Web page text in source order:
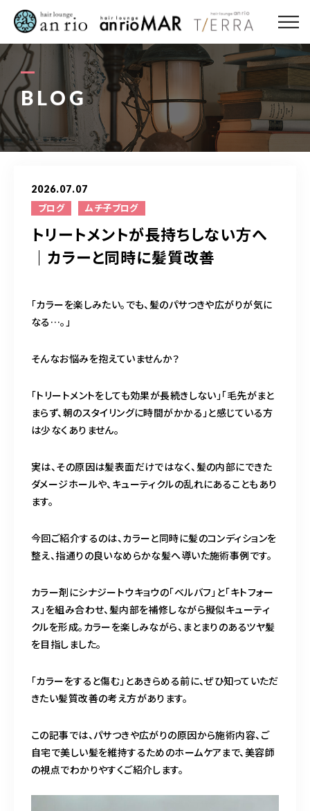
BLOG
2026.07.07
ブログ ムチ子ブログ
トリートメントが長持ちしない方へ
｜カラーと同時に髪質改善
「カラーを楽しみたい。でも、髪のパサつきや広がりが気に
なる…。」
そんなお悩みを抱えていませんか？
「トリートメントをしても効果が長続きしない」「毛先がまと
まらず、朝のスタイリングに時間がかかる」と感じている方
は少なくありません。
実は、その原因は髪表面だけではなく、髪の内部にできた
ダメージホールや、キューティクルの乱れにあることもあり
ます。
今回ご紹介するのは、カラーと同時に髪のコンディションを
整え、指通りの良いなめらかな髪へ導いた施術事例です。
カラー剤にシナジートウキョウの「ベルバフ」と「キトフォー
ス」を組み合わせ、髪内部を補修しながら擬似キューティ
クルを形成。カラーを楽しみながら、まとまりのあるツヤ髪
を目指しました。
「カラーをすると傷む」とあきらめる前に、ぜひ知っていただ
きたい髪質改善の考え方があります。
この記事では、パサつきや広がりの原因から施術内容、ご
自宅で美しい髪を維持するためのホームケアまで、美容師
の視点でわかりやすくご紹介します。
ABOUT US
MENU
STYLE
STAFF〈anrio MAR〉
STAFF〈anrio TIERRA〉
ACCESS
CONTACT
098-943-5969
【an rio】営業時間 10:00～19:00（日月除く）
098-917-5366
【anrio MAR】営業時間 10:00～19:00（日月除く）
098-917-5366
【anrio TIERRA】営業時間